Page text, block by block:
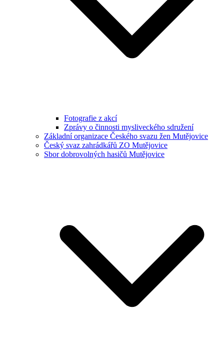
Fotografie z akcí
Zprávy o činnosti mysliveckého sdružení
Základní organizace Českého svazu žen Mutějovice
Český svaz zahrádkářů ZO Mutějovice
Sbor dobrovolných hasičů Mutějovice